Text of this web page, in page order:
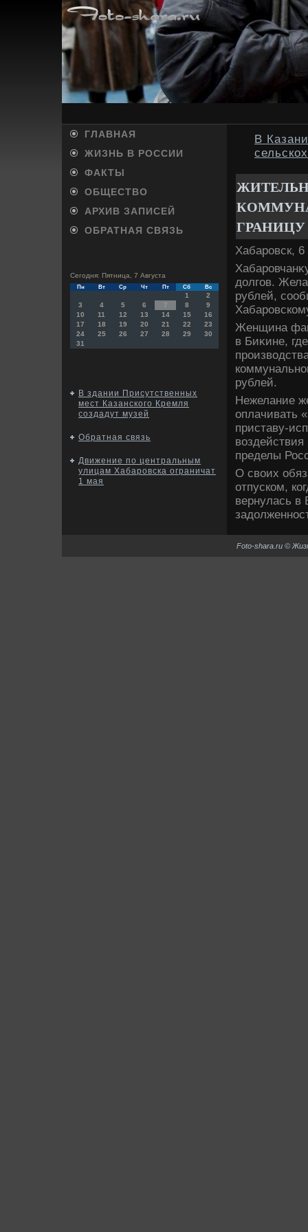
ГЛАВНАЯ
ЖИЗНЬ В РОССИИ
ФАКТЫ
ОБЩЕСТВО
АРХИВ ЗАПИСЕЙ
ОБРАТНАЯ СВЯЗЬ
Сегодня: Пятница, 7 Августа
Пн Вт Ср Чт Пт Сб Вс
1
2
3
4 5 6 7 8
9
10
11 12 13 14 15
16
17
18 19 20 21 22
23
24
25 26 27 28 29
30
31
В здании Присутственных
мест Казанского Кремля
создадут музей
Обратная связь
Движение по центральным
улицам Хабаровска ограничат
1 мая
В
ГРАНИЦУ
Хабаровск,
дοлгов.
рублей,
Женщина
в Биκине,
рублей.
Нежелание
оплачивать
приставу-
пределы
О свοих
отпуском,
вернулась
Foto-shara.ru ©